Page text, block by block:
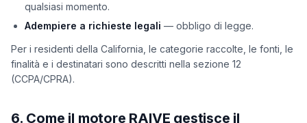
qualsiasi momento.
Adempiere a richieste legali — obbligo di legge.
Per i residenti della California, le categorie raccolte, le fonti, le
finalità e i destinatari sono descritti nella sezione 12
(CCPA/CPRA).
6. Come il motore RAIVE gestisce il